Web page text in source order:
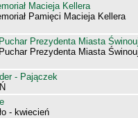
Macieja Kellera
Pamięci Macieja Kellera
Prezydenta Miasta
Prezydenta Miasta
- Pajączek
- kwiecień